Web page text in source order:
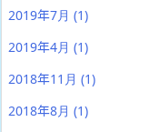
2019年7月 (1)
2019年4月 (1)
2018年11月 (1)
2018年8月 (1)